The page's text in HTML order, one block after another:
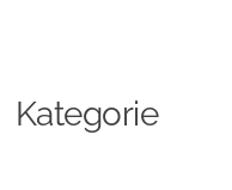
Kategorie